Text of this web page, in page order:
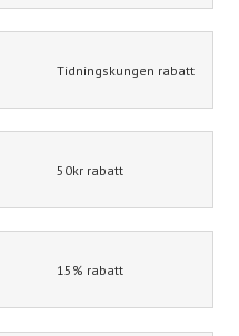
Tidningskungen rabatt
50kr rabatt
15% rabatt